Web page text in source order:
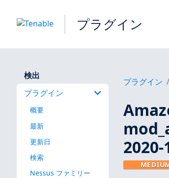
プラグイン
検出
プラグイン
概要
最新
更新日
検索
Nessus ファミリー
プラグイン
2020-